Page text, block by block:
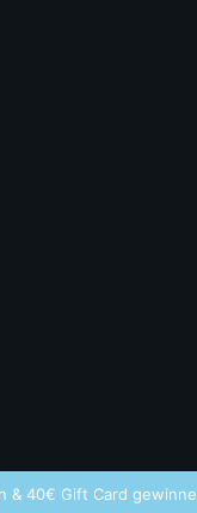
Gift Card gewinnen!